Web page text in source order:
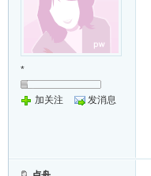
*
加关注 发消息